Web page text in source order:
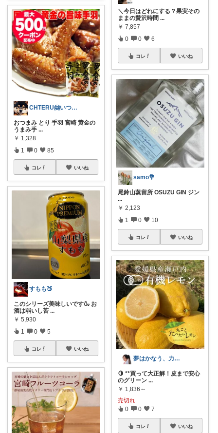
CHTERU🤗いつもありがとうです💝
おつまみ とり 手羽 宮崎 黄金の
うまみ手 ...
￥ 1,328
1 0 85
コレ いいね
すもも🍑
このシリーズ美味しいです🍶 お
酒は弱いし苦 ...
￥ 5,930
1 0 5
コレ いいね
＼今日はどれにする？果実その
ままの贅沢時間 ...
￥ 7,857
0 0 6
コレ いいね
samo💐
尾鈴山蒸留所 OSUZU GIN ジン
...
￥ 2,123
1 0 10
コレ いいね
夢はかなう、力づくで叶えまくる！
🍋 **買って大正解！皮まで安心
のグリーン ...
￥ 1,836～
売切れ
0 0 7
コレ いいね